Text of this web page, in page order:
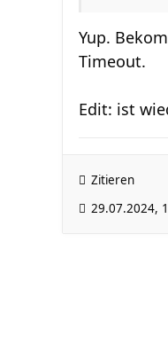
Yup.
Timeout.
Edit: ist
Zitieren
29.07.2024,